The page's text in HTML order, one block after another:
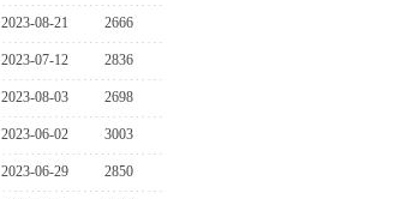
2023-08-21 2666
2023-07-12 2836
2023-08-03 2698
2023-06-02 3003
2023-06-29 2850